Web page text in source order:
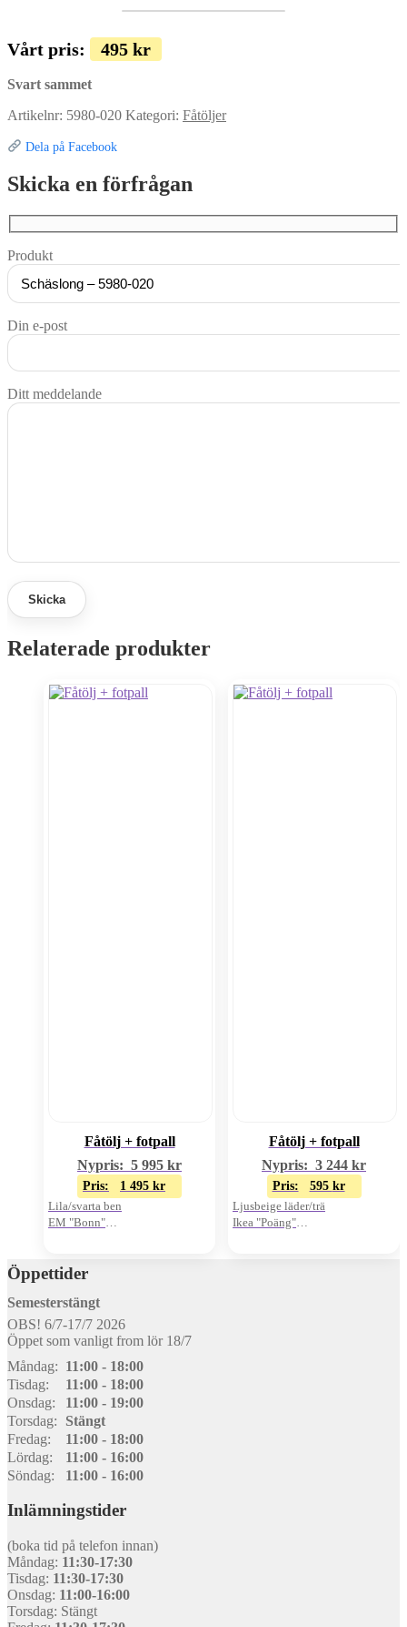
Vårt pris: 495 kr
Svart sammet
Artikelnr: 5980-020 Kategori: Fåtöljer
Dela på Facebook
Skicka en förfrågan
Produkt
Din e-post
Ditt meddelande
Relaterade produkter
Fåtölj + fotpall
Nypris: 5 995 kr
Pris: 1 495 kr
Lila/svarta ben
EM "Bonn"
Fåtölj + fotpall
Nypris: 3 244 kr
Pris: 595 kr
Ljusbeige läder/trä
Ikea "Poäng"
Öppettider
Semesterstängt
OBS! 6/7-17/7 2026
Öppet som vanligt from lör 18/7
Måndag: 11:00 - 18:00
Tisdag:
11:00 - 18:00
Onsdag:
11:00 - 19:00
Torsdag:
Stängt
Fredag:
11:00 - 18:00
Lördag:
11:00 - 16:00
Söndag:
11:00 - 16:00
Inlämningstider
(boka tid på telefon innan)
Måndag: 11:30-17:30
Tisdag: 11:30-17:30
Onsdag: 11:00-16:00
Torsdag: Stängt